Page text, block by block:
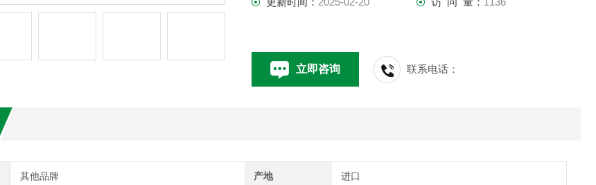
4.安装空间减少了8%，
立即咨询 联系电话：
其他品牌 产地 进口